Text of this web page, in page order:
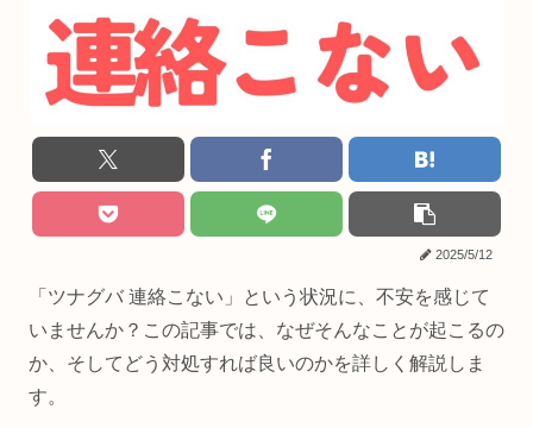
2025/5/12
「ツナグバ 連絡こない」という状況に、不安を感じて
いませんか？この記事では、なぜそんなことが起こるの
か、そしてどう対処すれば良いのかを詳しく解説しま
す。